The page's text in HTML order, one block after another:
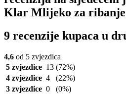
Klar Mlijeko za ribanje
9 recenzije kupaca u
4,6 od 5 zvjezdica
5 zvjezdice 13 (72%)
4 zvjezdice 4
(22%)
3 zvjezdice 0
(0%)